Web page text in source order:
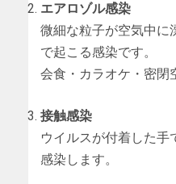
エアロゾル感染
微細な粒子が空気中に
で起こる感染です。
会食・カラオケ・密閉
接触感染
ウイルスが付着した手
感染します。